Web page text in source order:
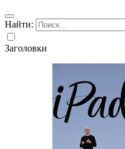
Найти:
Заголовки